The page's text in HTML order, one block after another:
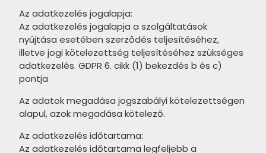
DOMINO Sable termékcsalád
DOMINO Flare termékcsalád
DOMINO Opium termékcsalád
DOMINO Floris termékcsalád
RAGNO Contrasti termékcsalád
RAGNO Stratford termékcsalád
RAGNO Gleeze termékcsalád
termékcsalád
CERSANIT Ikarus termékcsalád
CERSANIT Southwood
termékcsalád
CERSANIT Berkwood termékcsalád
CERSANIT Tiger Forest
termékcsalád
Az adatkezelés jogalapja:
Az adatkezelés jogalapja a szolgáltatások
nyújtása esetében szerződés teljesítéséhez,
illetve jogi kötelezettség teljesítéséhez szükséges
adatkezelés. GDPR 6. cikk (1) bekezdés b és c)
pontja
Az adatok megadása jogszabályi kötelezettségen
alapul, azok megadása kötelező.
Az adatkezelés időtartama:
Az adatkezelés időtartama legfeljebb a